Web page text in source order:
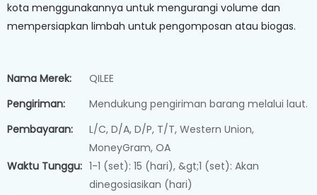
kota menggunakannya untuk mengurangi volume dan
mempersiapkan limbah untuk pengomposan atau biogas.
Nama Merek:
QILEE
Pengiriman:
Mendukung pengiriman barang melalui laut.
Pembayaran:
L/C, D/A, D/P, T/T, Western Union,
MoneyGram, OA
Waktu Tunggu: 1-1 (set): 15 (hari), &gt;1 (set): Akan
dinegosiasikan (hari)